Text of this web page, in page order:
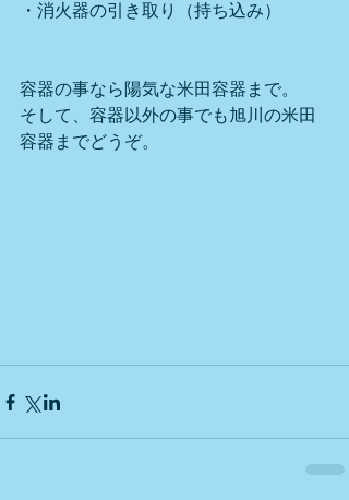
・消火器の引き取り（持ち込み）
容器の事なら陽気な米田容器まで。
そして、容器以外の事でも旭川の米田
容器までどうぞ。